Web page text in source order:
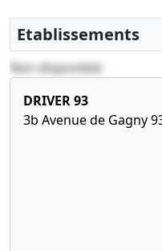
Etablissements
Non disponible
DRIVER 93
3b Avenue de Gagny